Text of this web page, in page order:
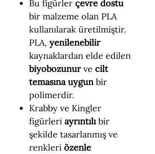
Bu figürler çevre dostu
bir malzeme olan PLA
kullanılarak üretilmiştir.
PLA, yenilenebilir
kaynaklardan elde edilen
biyobozunurve cilt
temasına uygunbir
polimerdir.
Krabby ve Kingler
figürleri ayrıntılıbir
şekilde tasarlanmış ve
renkleri özenle